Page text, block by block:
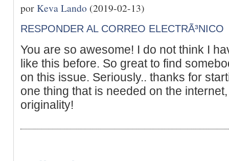
porKeva Lando (2019-02-13)
RESPONDER AL CORREO ELECTRÃ³NICO
You are so awesome! I do not think I
like this before. So great to find
on this issue. Seriously.. thanks for
one thing that is needed on the
originality!